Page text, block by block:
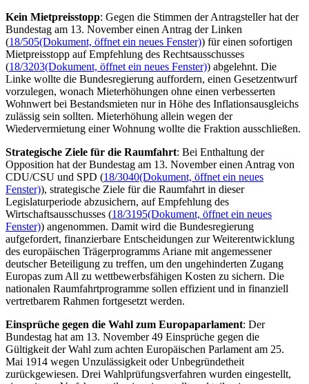
Kein Mietpreisstopp: Gegen die Stimmen der Antragsteller hat der
Bundestag am 13. November einen Antrag der Linken
(18/505(Dokument, öffnet ein neues Fenster)) für einen sofortigen
Mietpreisstopp auf Empfehlung des Rechtsausschusses
(18/3203(Dokument, öffnet ein neues Fenster)) abgelehnt. Die
Linke wollte die Bundesregierung auffordern, einen Gesetzentwurf
vorzulegen, wonach Mieterhöhungen ohne einen verbesserten
Wohnwert bei Bestandsmieten nur in Höhe des Inflationsausgleichs
zulässig sein sollten. Mieterhöhung allein wegen der
Wiedervermietung einer Wohnung wollte die Fraktion ausschließen.
Strategische Ziele für die Raumfahrt: Bei Enthaltung der
Opposition hat der Bundestag am 13. November einen Antrag von
CDU/CSU und SPD (18/3040(Dokument, öffnet ein neues
Fenster)), strategische Ziele für die Raumfahrt in dieser
Legislaturperiode abzusichern, auf Empfehlung des
Wirtschaftsausschusses (18/3195(Dokument, öffnet ein neues
Fenster)) angenommen. Damit wird die Bundesregierung
aufgefordert, finanzierbare Entscheidungen zur Weiterentwicklung
des europäischen Trägerprogramms Ariane mit angemessener
deutscher Beteiligung zu treffen, um den ungehinderten Zugang
Europas zum All zu wettbewerbsfähigen Kosten zu sichern. Die
nationalen Raumfahrtprogramme sollen effizient und in finanziell
vertretbarem Rahmen fortgesetzt werden.
Einsprüche gegen die Wahl zum Europaparlament: Der
Bundestag hat am 13. November 49 Einsprüche gegen die
Gültigkeit der Wahl zum achten Europäischen Parlament am 25.
Mai 1914 wegen Unzulässigkeit oder Unbegründetheit
zurückgewiesen. Drei Wahlprüfungsverfahren wurden eingestellt,